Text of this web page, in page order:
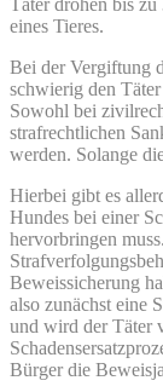
Täter drohen bis
eines Tieres.
Bei der Vergiftung
schwierig den
Sowohl bei
strafrechtlichen
werden. Solange
Hierbei gibt es
Hundes bei einer
hervorbringen
Beweissicherung
also zunächst eine
und wird der Täter
Bürger die